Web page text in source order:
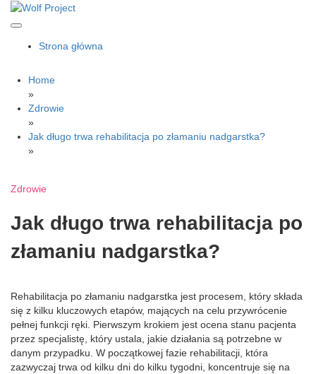
Skip
Wolf Project
Strona główna
Home
»
Zdrowie
»
Jak długo trwa rehabilitacja po złamaniu nadgarstka?
»
Zdrowie
Jak długo trwa rehabilitacja po
złamaniu nadgarstka?
Rehabilitacja po złamaniu nadgarstka jest procesem, który składa
się z kilku kluczowych etapów, mających na celu przywrócenie
pełnej funkcji ręki. Pierwszym krokiem jest ocena stanu pacjenta
przez specjalistę, który ustala, jakie działania są potrzebne w
danym przypadku. W początkowej fazie rehabilitacji, która
zazwyczaj trwa od kilku dni do kilku tygodni, koncentruje się na